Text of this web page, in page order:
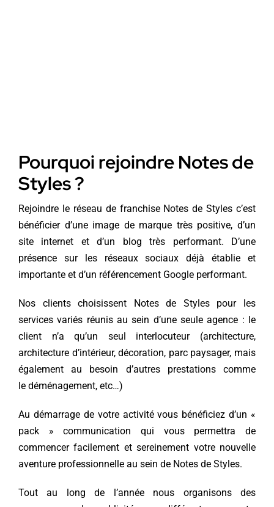
Pourquoi rejoindre Notes de
Styles ?
Rejoindre le réseau de franchise Notes de Styles c’est
bénéficier d’une image de marque très positive, d’un
site internet et d’un blog très performant. D’une
présence sur les réseaux sociaux déjà établie et
importante et d’un référencement Google performant.
Nos clients choisissent Notes de Styles pour les
services variés réunis au sein d’une seule agence : le
client n’a qu’un seul interlocuteur (architecture,
architecture d’intérieur, décoration, parc paysager, mais
également au besoin d’autres prestations comme
le déménagement, etc…)
Au démarrage de votre activité vous bénéficiez d’un «
pack » communication qui vous permettra de
commencer facilement et sereinement votre nouvelle
aventure professionnelle au sein de Notes de Styles.
Tout au long de l’année nous organisons des